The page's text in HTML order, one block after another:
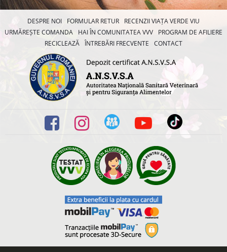
DESPRE NOI FORMULAR RETUR
RECENZII VIAȚA VERDE VIU
URMĂREȘTE COMANDA
HAI ÎN COMUNITATEA VVV
PROGRAM DE AFILIERE
RECICLEAZĂ ÎNTREBĂRI FRECVENTE CONTACT